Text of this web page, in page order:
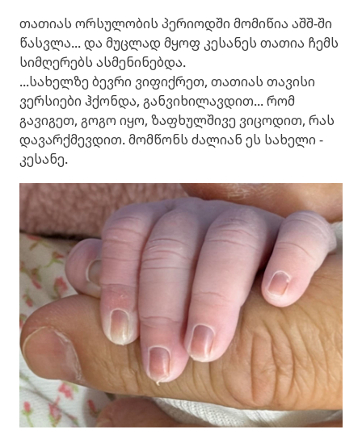
თათიას ორსულობის პერიოდში მომიწია აშშ-ში
წასვლა... და მუცლად მყოფ კესანეს თათია ჩემს
სიმღერებს ასმენინებდა.
...სახელზე ბევრი ვიფიქრეთ, თათიას თავისი
ვერსიები ჰქონდა, განვიხილავდით... რომ
გავიგეთ, გოგო იყო, ზაფხულშივე ვიცოდით, რას
დავარქმევდით. მომწონს ძალიან ეს სახელი -
კესანე.